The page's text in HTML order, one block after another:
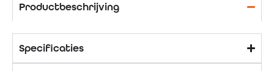
Productbeschrijving
Specificaties